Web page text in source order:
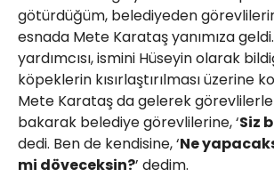
götürdüğüm, belediyeden
esnada Mete Karataş yanımıza
yardımcısı, ismini Hüseyin olarak
köpeklerin kısırlaştırılması üzerine
Mete Karataş da gelerek
bakarak belediye görevlilerine, ‘Siz
dedi. Ben de kendisine, ‘Ne
mi döveceksin?’ dedim.